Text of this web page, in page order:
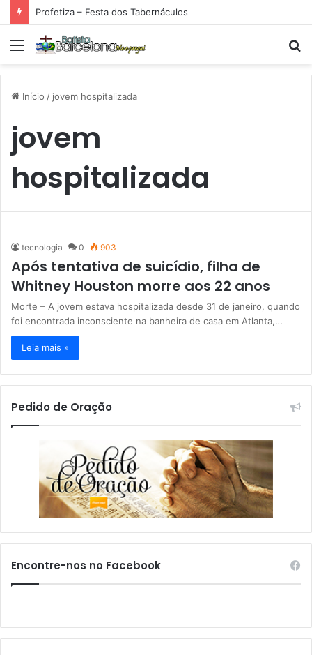
Profetiza – Festa dos Tabernáculos
Menu
Início / jovem hospitalizada
jovem
hospitalizada
tecnologia 0 903
Após tentativa de suicídio, filha de
Whitney Houston morre aos 22 anos
Morte – A jovem estava hospitalizada desde 31 de janeiro, quando
foi encontrada inconsciente na banheira de casa em Atlanta,…
Leia mais »
Pedido de Oração
Encontre-nos no Facebook